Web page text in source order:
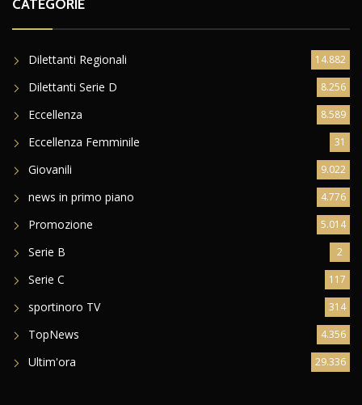
CATEGORIE
Dilettanti Regionali 14.882
Dilettanti Serie D 8.256
Eccellenza 8.589
Eccellenza Femminile 31
Giovanili 9.022
news in primo piano 4.776
Promozione 5.014
Serie B 2
Serie C 117
sportinoro TV 314
TopNews 4.356
Ultim'ora 29.336